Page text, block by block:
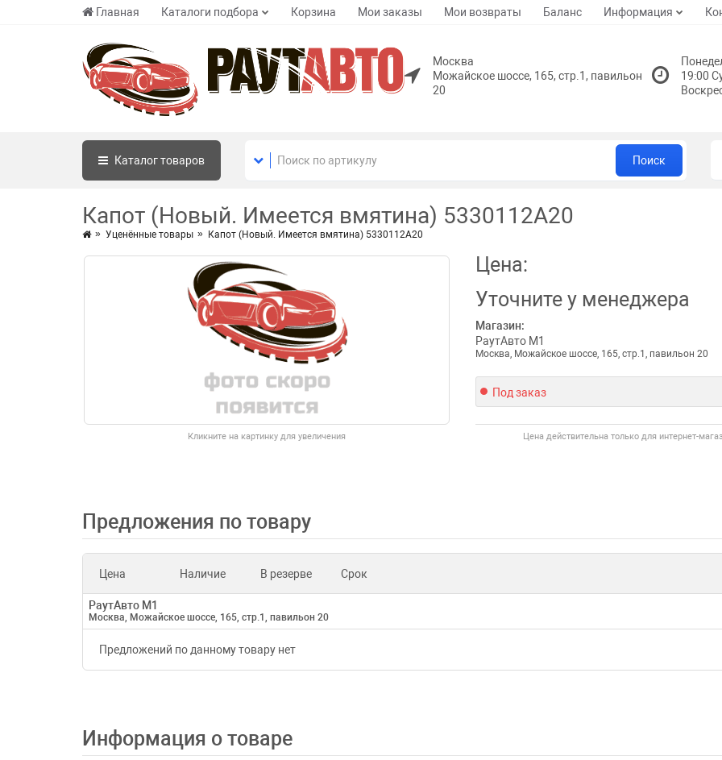
Главная Каталоги подбора Корзина Мои заказы Мои возвраты Баланс Информация
Москва
Можайское шоссе, 165, стр.1, павильон
20
19:00
Каталогтоваров Поиск
Капот (Новый. Имеется вмятина) 5330112A20
Уценённые товары Капот (Новый. Имеется вмятина) 5330112A20
Кликните на картинку для увеличения
Цена:
Уточнитеу менеджера
Магазин:
РаутАвто M1
Москва, Можайское шоссе, 165, стр.1, павильон 20
Под заказ
Цена действительна только для интернет-
Предложения по товару
Цена Наличие В резерве Срок
РаутАвто M1
Москва, Можайское шоссе, 165, стр.1, павильон 20
Предложений по данному товару нет
Информация о товаре